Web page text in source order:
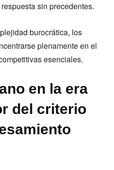
sin precedentes.
burocrática, los
plenamente en el
esenciales.
en la era
del criterio